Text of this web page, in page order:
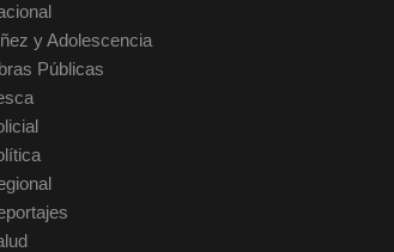
y Adolescencia
Públicas